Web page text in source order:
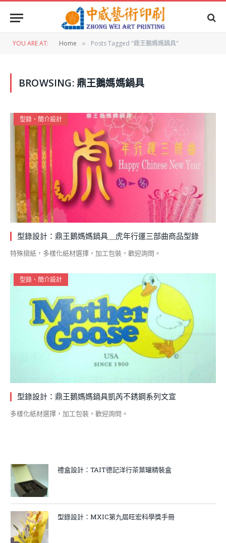
YOU ARE AT: Home » Posts Tagged "鼎王鵝媽媽鍋具"
BROWSING:鼎王鵝媽媽鍋具
型錄、簡介設計
型錄設計：鼎王鵝媽媽鍋具＿虎年行運三部曲商品型錄
特殊摺紙，多樣化紙材選擇，加工包裝，歡迎詢問。
型錄、簡介設計
型錄設計：鼎王鵝媽媽鍋具凱芮不銹鋼系列文宣
多樣化紙材選擇，加工包裝，歡迎詢問。
禮盒設計：TAIT德記洋行茶葉罐精裝盒
型錄設計：MXIC第九屆旺宏科學獎手冊